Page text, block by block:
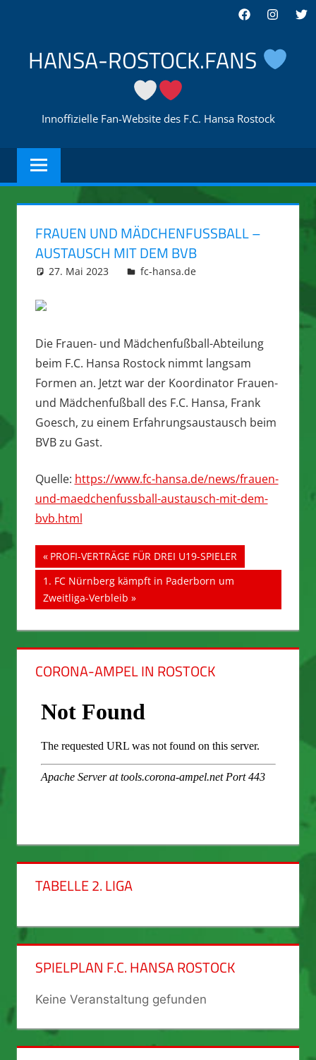
springen
Facebook
HANSA-ROSTOCK.FANS
Innoffizielle Fan-Website des F.C. Hansa Rostock
FRAUEN UND MÄDCHENFUSSBALL – A
USTAUSCH MIT DEM BVB
27. Mai 2023 integromat
fc-hansa.de
Die Frauen- und Mädchenfußball-Abteilung
beim F.C. Hansa Rostock nimmt langsam
Formen an. Jetzt war der Koordinator Frauen-
und Mädchenfußball des F.C. Hansa, Frank
Goesch, zu einem Erfahrungsaustausch beim
BVB zu Gast.
Quelle: https://www.fc-hansa.de/news/frauen-
und-maedchenfussball-austausch-mit-dem-
bvb.html
Beitragsnavigation
Vorheriger
Beitrag:
PROFI-VERTRÄGE FÜR DREI U19-SPIELER
Nächster
Beitrag:
1. FC Nürnberg kämpft in Paderborn um
Zweitliga-Verbleib
CORONA-AMPEL IN ROSTOCK
TABELLE 2. LIGA
SPIELPLAN F.C. HANSA ROSTOCK
Keine Veranstaltung gefunden